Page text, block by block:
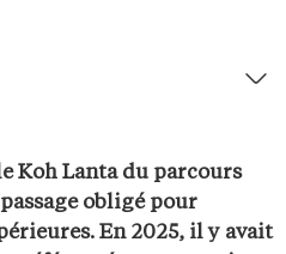
Koh Lanta du parcours
obligé pour
En 2025, il y avait